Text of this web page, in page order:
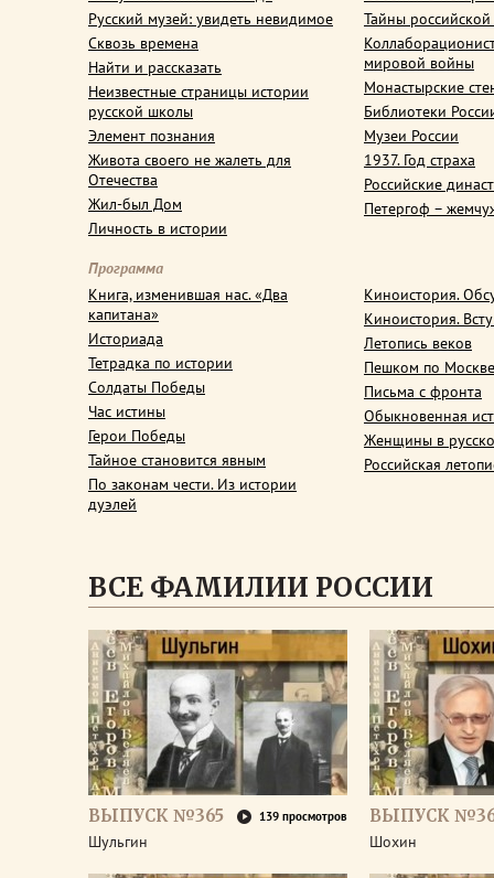
Русский музей: увидеть невидимое
Сквозь времена
Найти и рассказать
Неизвестные страницы истории
русской школы
Элемент познания
Живота своего не жалеть для
Отечества
Жил-был Дом
Личность в истории
Тайны
мировой войны
Монастырские
Библиотеки
Музеи России
1937. Год страха
Российские
Петергоф –
Программа
Книга, изменившая нас. «Два
капитана»
Историада
Тетрадка по истории
Солдаты Победы
Час истины
Герои Победы
Тайное становится явным
По законам чести. Из истории
дуэлей
Киноистория.
Киноистория.
Летопись веков
Пешком по Москве
Письма с фронта
Обыкновенная
Женщины в
Российская
ВСЕ ФАМИЛИИ РОССИИ
ВЫПУСК №365 139 просмотров
Шульгин
ВЫПУСК
Шохин